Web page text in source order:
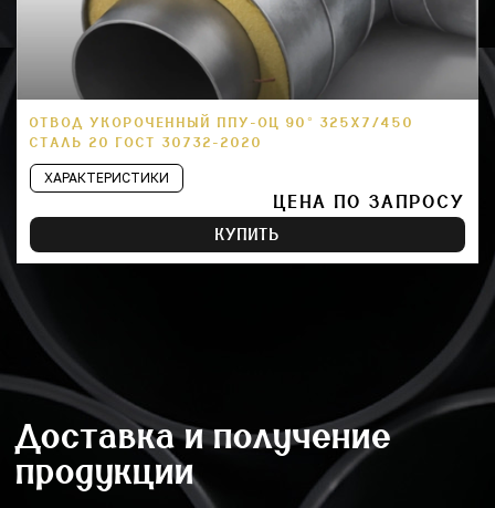
ОТВОД УКОРОЧЕННЫЙ ППУ-ОЦ 90° 325Х7/450
СТАЛЬ 20 ГОСТ 30732-2020
ХАРАКТЕРИСТИКИ
ЦЕНА ПО ЗАПРОСУ
КУПИТЬ
Доставка и получение
продукции